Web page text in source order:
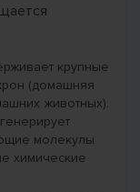
крупные
(домашняя
животных).
молекулы
химические